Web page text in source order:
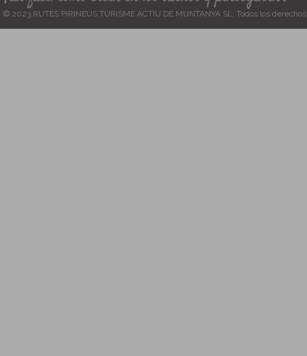
© 2023 RUTES PIRINEUS TURISME ACTIU DE MUNTANYA SL. Todos los